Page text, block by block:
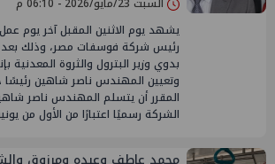
يشهد يوم الاثنين المقبل آخر يوم
رئيس شركة فوسفات مصر، وذلك بعد
بدوي وزير البترول والثروة المعدنية
وتعيين المهندس ناصر شاهين
المقرر أن يتسلم المهندس ناصر
الشركة رسميًا اعتبارًا من الأول من